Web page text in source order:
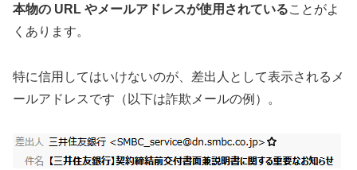
本物の URL やメールアドレスが使用されていることがよ
くあります。
特に信用してはいけないのが、差出人として表示されるメ
ールアドレスです（以下は詐欺メールの例）。